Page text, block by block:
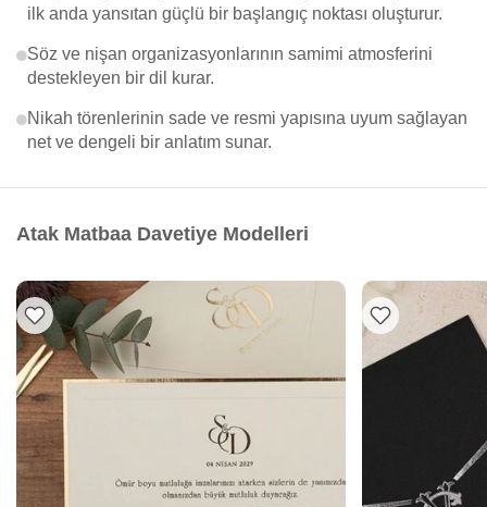
ilk anda yansıtan güçlü bir başlangıç noktası oluşturur.
Söz ve nişan organizasyonlarının samimi atmosferini
destekleyen bir dil kurar.
Nikah törenlerinin sade ve resmi yapısına uyum sağlayan
net ve dengeli bir anlatım sunar.
Atak Matbaa Davetiye Modelleri